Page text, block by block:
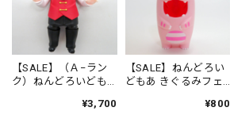
【SALE】（Ａ−ラン
ク）ねんどろいども
男の子Ver. 体パーツ
¥3,700
【SALE】ねんどろい
どもあ きぐるみフェ
ンクきょうりゅう¥800